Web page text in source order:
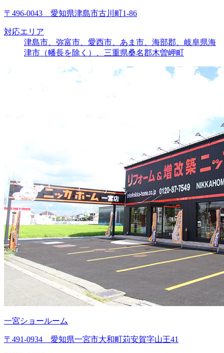
〒496-0043 愛知県津島市古川町1-86
対応エリア
津島市、弥富市、愛西市、あま市、海部郡、岐阜県海
津市（幡長を除く）、三重県桑名郡木曽岬町
一宮ショールーム
〒491-0934 愛知県一宮市大和町苅安賀字山王41